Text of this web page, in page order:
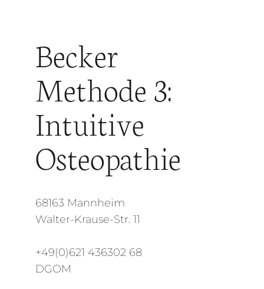
Becker
Methode 3:
Intuitive
Osteopathie
68163 Mannheim
Walter-Krause-Str. 11
+49(0)621 436302 68
DGOM